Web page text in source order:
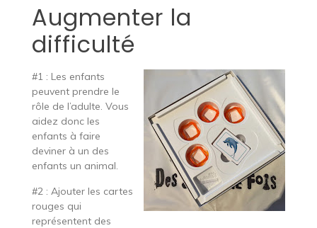
Augmenter la
difficulté
#1 : Les enfants
peuvent prendre le
rôle de l’adulte. Vous
aidez donc les
enfants à faire
deviner à un des
enfants un animal.
#2 : Ajouter les cartes
rouges qui
représentent des